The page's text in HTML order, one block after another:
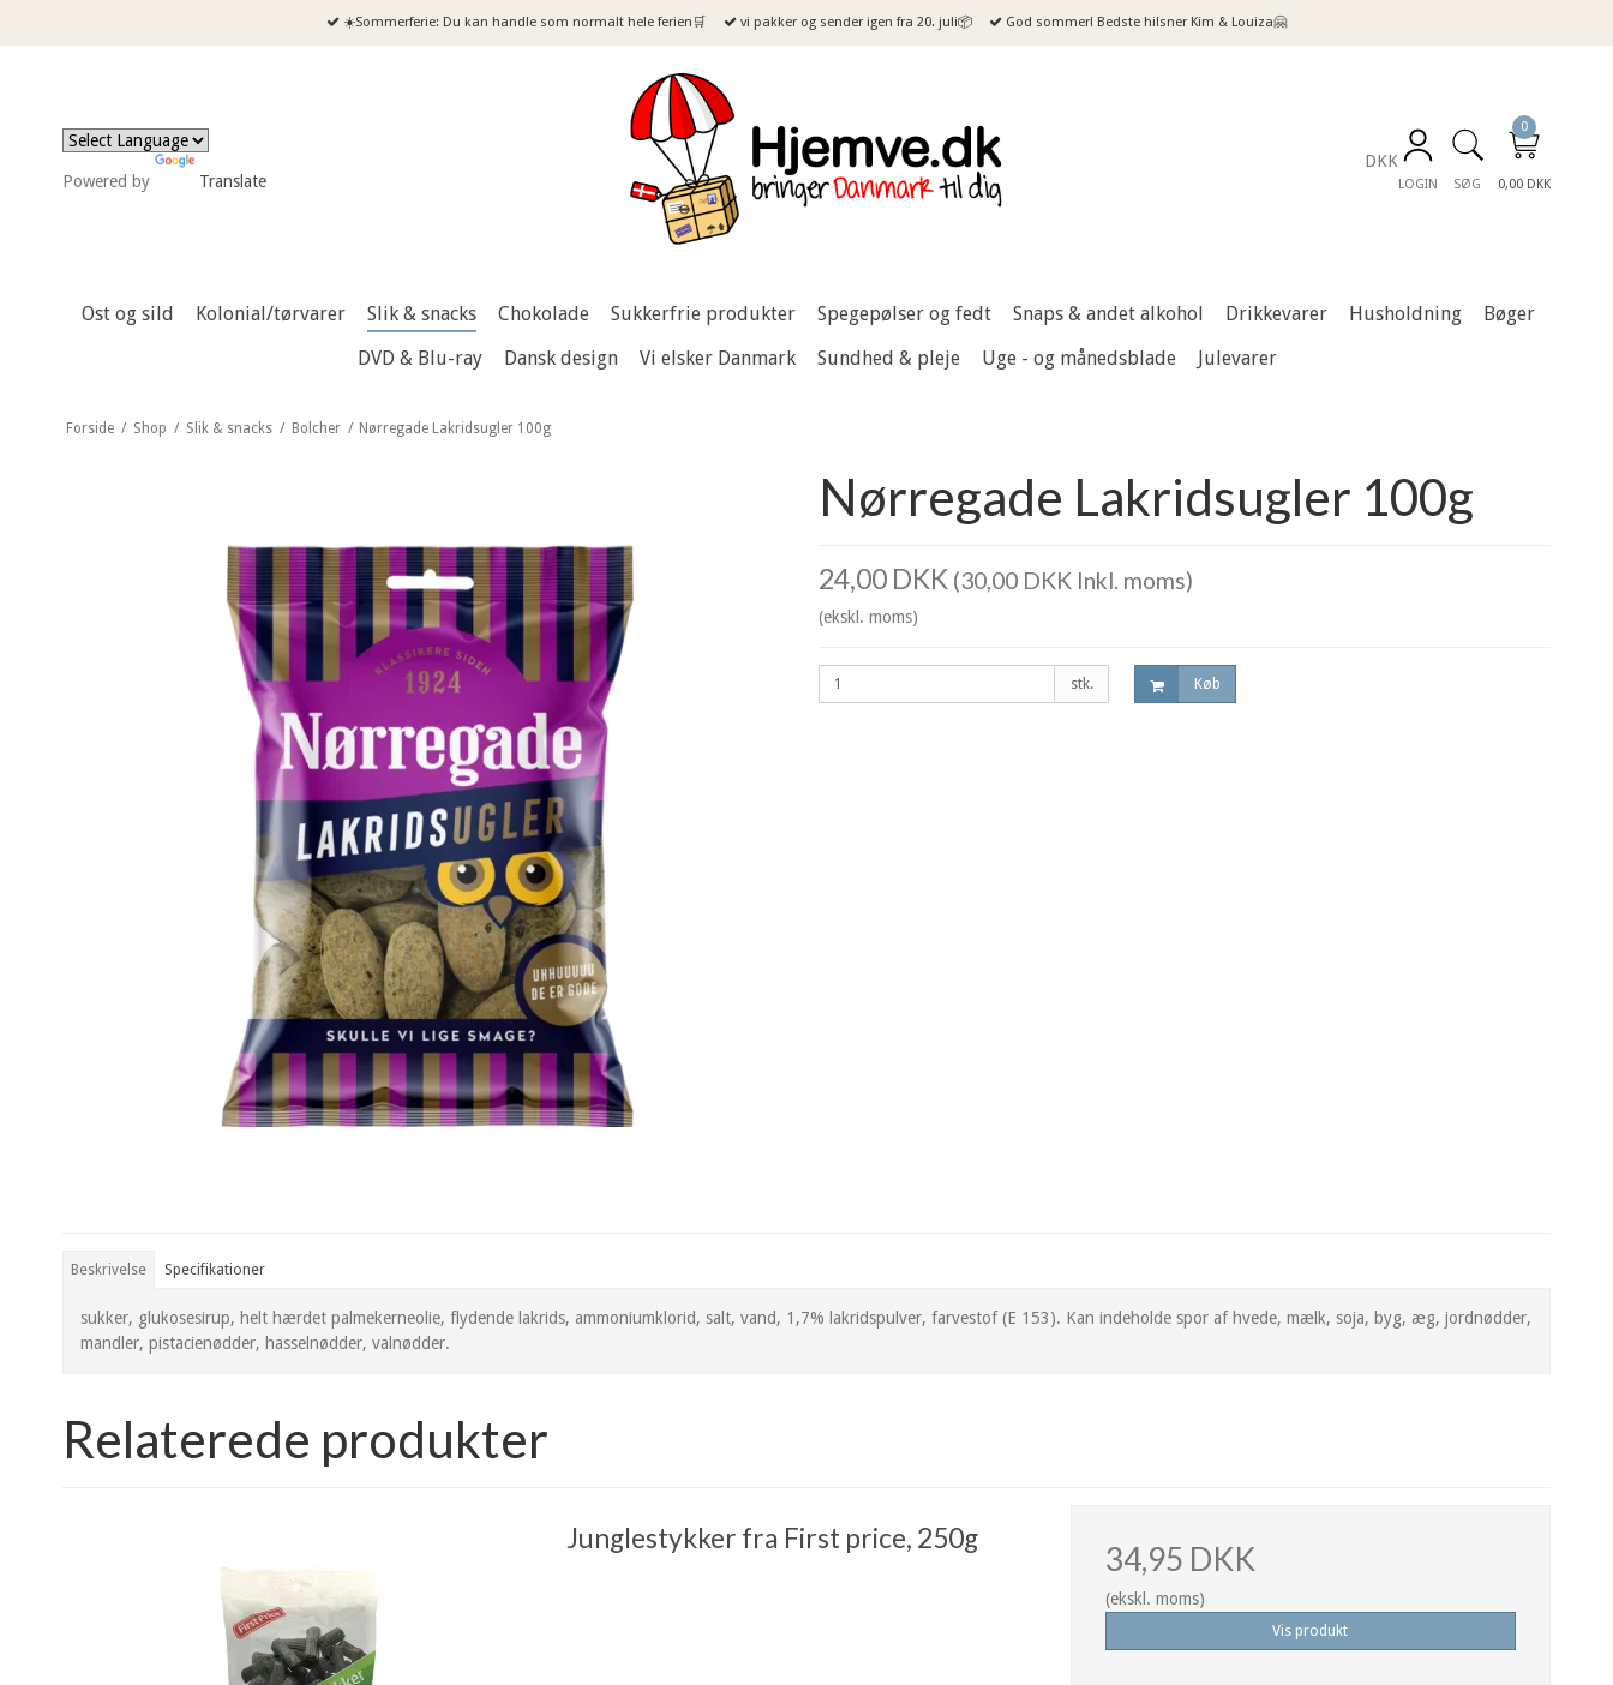
☀️Sommerferie: Du kan handle som normalt hele ferien🛒 vi pakker og sender igen fra 20. juli📦 God sommer! Bedste hilsner Kim & Louiza🤗
Powered by Translate
DKK
LOGIN SØG
0
0,00 DKK
Ost og sild Kolonial/tørvarer Slik & snacks Chokolade Sukkerfrie produkter Spegepølser og fedt Snaps & andet alkohol Drikkevarer Husholdning
Bøger
DVD & Blu-ray
Dansk design Vi elsker Danmark Sundhed & pleje Uge - og månedsblade Julevarer
Forside / Shop / Slik & snacks / Bolcher / Nørregade Lakridsugler 100g
Nørregade Lakridsugler 100g
24,00 DKK (30,00 DKK Inkl. moms)
(ekskl. moms)
stk. Køb
Beskrivelse Specifikationer
sukker, glukosesirup, helt hærdet palmekerneolie, flydende lakrids, ammoniumklorid, salt, vand, 1,7% lakridspulver, farvestof (E 153). Kan indeholde spor af hvede, mælk, soja, byg, æg, jordnødder,
mandler, pistacienødder, hasselnødder, valnødder.
Relaterede produkter
Junglestykker fra First price, 250g
34,95 DKK
(ekskl. moms)
Vis produkt